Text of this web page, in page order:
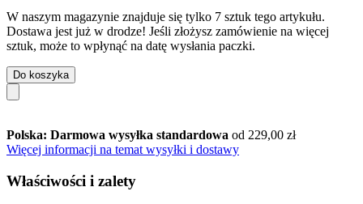
W naszym magazynie znajduje się tylko 7 sztuk tego artykułu.
Dostawa jest już w drodze! Jeśli złożysz zamówienie na więcej
sztuk, może to wpłynąć na datę wysłania paczki.
Do koszyka
Polska: Darmowa wysyłka standardowa od 229,00 zł
Więcej informacji na temat wysyłki i dostawy
Właściwości i zalety